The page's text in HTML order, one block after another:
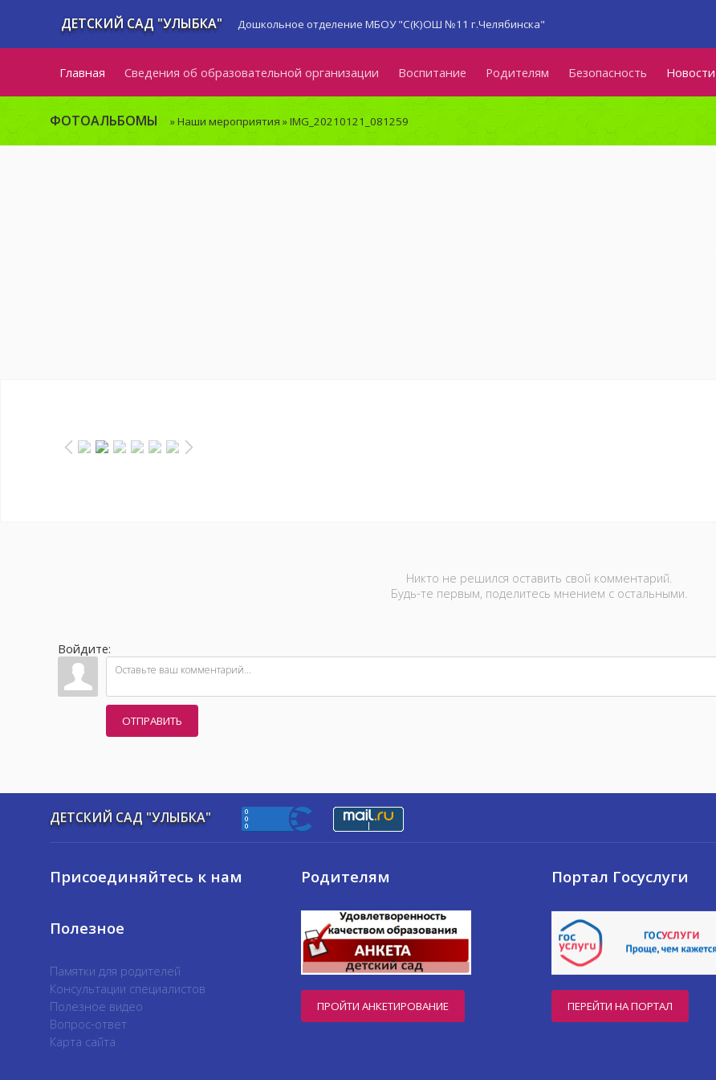
ДЕТСКИЙ САД "УЛЫБКА" Дошкольное отделение МБОУ "С(К)ОШ №11 г.Челябинска"
Главная Сведения об образовательной организации Воспитание Родителям Безопасность Новости
ФОТОАЛЬБОМЫ »Наши мероприятия » IMG_20210121_081259
Никто не решился оставить свой комментарий.
Будь-те первым, поделитесь мнением с остальными.
Войдите:
ОТПРАВИТЬ
ДЕТСКИЙ САД "УЛЫБКА"
Присоединяйтесь к нам
Полезное
Памятки для родителей
Консультации специалистов
Полезное видео
Вопрос-ответ
Карта сайта
Родителям
ПРОЙТИ АНКЕТИРОВАНИЕ
Портал Госуслуги
ПЕРЕЙТИ НА ПОРТАЛ